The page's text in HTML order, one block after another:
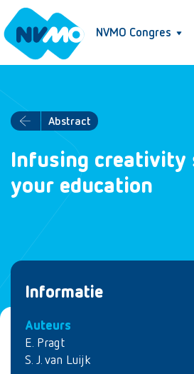
NVMO Congres
Abstract
Infusing creativity
your education
Informatie
Auteurs
E. Pragt
S. J. van Luijk